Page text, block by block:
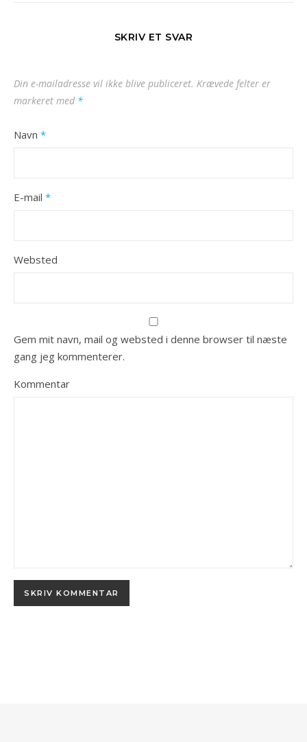
SKRIV ET SVAR
Din e-mailadresse vil ikke blive publiceret. Krævede felter er
markeret med *
Navn *
E-mail *
Websted
Gem mit navn, mail og websted i denne browser til næste
gang jeg kommenterer.
Kommentar